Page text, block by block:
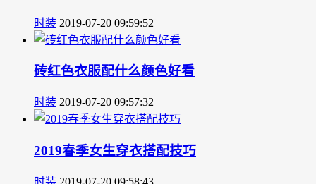
时装 2019-07-20 09:59:52
砖红色衣服配什么颜色好看
时装 2019-07-20 09:57:32
2019春季女生穿衣搭配技巧
时装 2019-07-20 09:58:43